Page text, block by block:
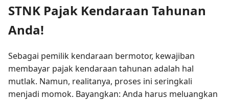
STNK Pajak Kendaraan Tahunan
Anda!
Sebagai pemilik kendaraan bermotor, kewajiban
membayar pajak kendaraan tahunan adalah hal
mutlak. Namun, realitanya, proses ini seringkali
menjadi momok. Bayangkan: Anda harus meluangkan